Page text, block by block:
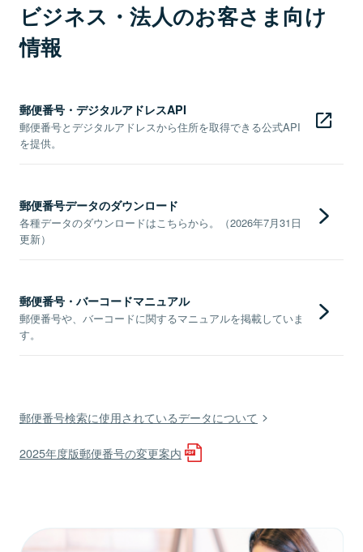
ビジネス・法人のお客さま向け
情報
郵便番号・デジタルアドレスAPI
郵便番号とデジタルアドレスから住所を取得できる公式API
を提供。
郵便番号データのダウンロード
各種データのダウンロードはこちらから。（2026年7月31日
更新）
郵便番号・バーコードマニュアル
郵便番号や、バーコードに関するマニュアルを掲載していま
す。
郵便番号検索に使用されているデータについて
2025年度版郵便番号の変更案内